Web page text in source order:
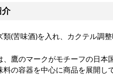
類(苦味酒)を入れ、カクテル調
、鷹のマークがモチーフの日本
料の容器を中心に商品を展開